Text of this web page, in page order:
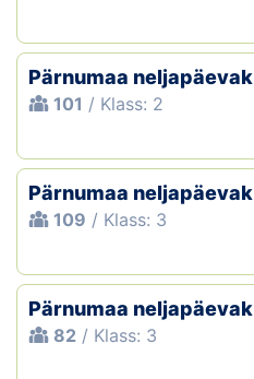
Pärnumaa neljapäevak
101 / Klass: 2
Pärnumaa neljapäevak
109 / Klass: 3
Pärnumaa neljapäevak
82 / Klass: 3